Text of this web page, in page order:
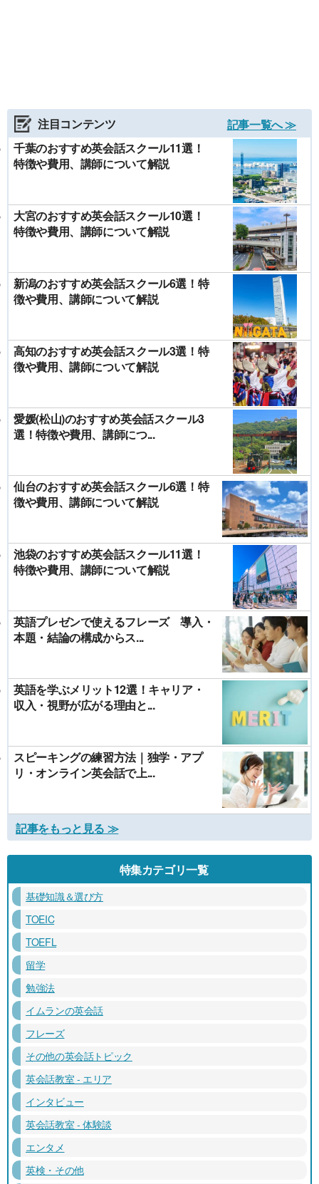
注目コンテンツ
記事一覧へ ≫
千葉のおすすめ英会話スクール11選！
特徴や費用、講師について解説
大宮のおすすめ英会話スクール10選！
特徴や費用、講師について解説
新潟のおすすめ英会話スクール6選！特
徴や費用、講師について解説
高知のおすすめ英会話スクール3選！特
徴や費用、講師について解説
愛媛(松山)のおすすめ英会話スクール3
選！特徴や費用、講師につ...
仙台のおすすめ英会話スクール6選！特
徴や費用、講師について解説
池袋のおすすめ英会話スクール11選！
特徴や費用、講師について解説
英語プレゼンで使えるフレーズ 導入・
本題・結論の構成からス...
英語を学ぶメリット12選！キャリア・
収入・視野が広がる理由と...
スピーキングの練習方法｜独学・アプ
リ・オンライン英会話で上...
記事をもっと見る ≫
特集カテゴリ一覧
基礎知識＆選び方
TOEIC
TOEFL
留学
勉強法
イムランの英会話
フレーズ
その他の英会話トピック
英会話教室 - エリア
インタビュー
英会話教室 - 体験談
エンタメ
英検・その他